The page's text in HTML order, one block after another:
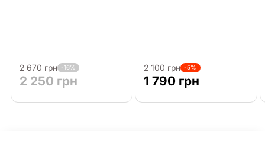
2 670 грн -16%
2 250 грн
2 100 грн -5%
1 790 грн